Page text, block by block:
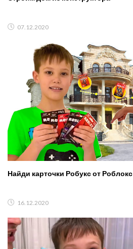
07.12.2020
Найди карточки Робукс от Роблокс
16.12.2020